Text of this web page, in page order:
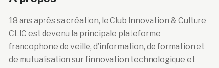
CLIC est devenu la principale plateforme
francophone de veille, d’information, de formation et
de mutualisation sur l’innovation technologique et
sociale dans les lieux de patrimoine artistique,
historique et scientifique.